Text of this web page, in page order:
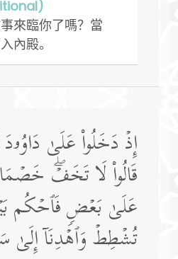
來臨你了嗎？當
內殿。
إِذۡ دَخَلُوا۟ عَلَىٰ
قَالُوا۟ لَا تَخَفۡۖ
عَلَىٰ بَعۡضࣲ فَٱحۡكُم
تُشۡطِطۡ وَٱهۡدِنَاۤ إِلَىٰ